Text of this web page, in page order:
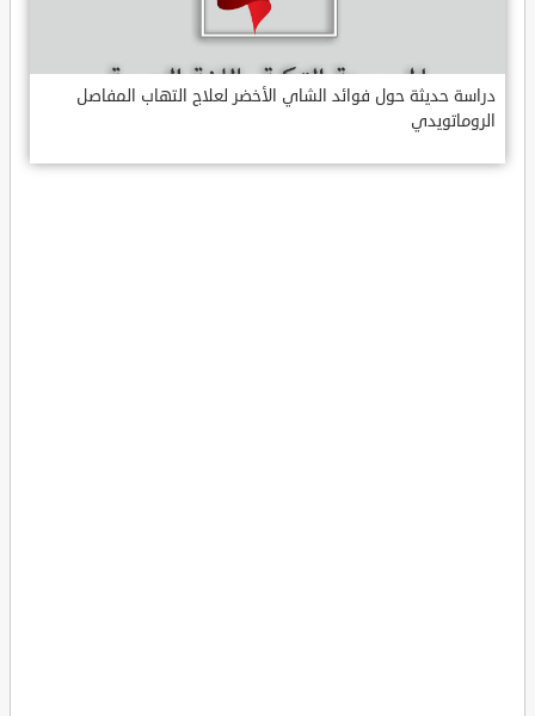
دراسة حديثة حول فوائد الشاي الأخضر لعلاج التهاب المفاصل
الروماتويدي